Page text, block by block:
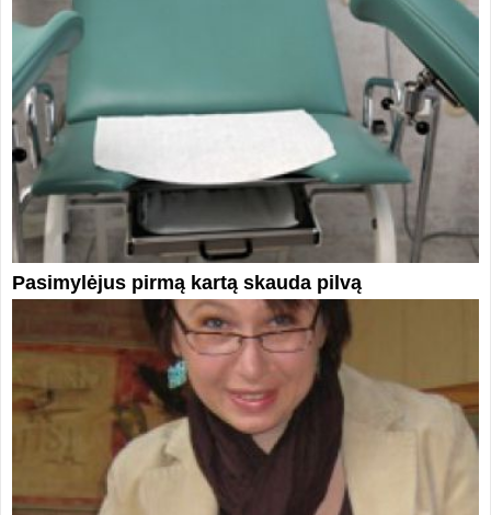
Pasimylėjus pirmą kartą skauda pilvą